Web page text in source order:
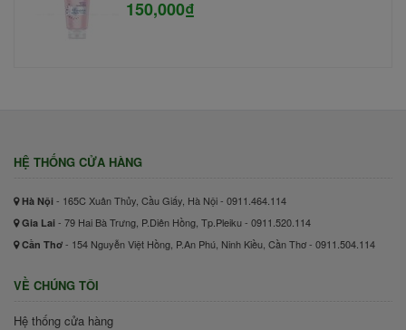
150,000₫
HỆ THỐNG CỬA HÀNG
Hà Nội - 165C Xuân Thủy, Cầu Giấy, Hà Nội - 0911.464.114
Gia Lai - 79 Hai Bà Trưng, P.Diên Hồng, Tp.Pleiku - 0911.520.114
Cần Thơ - 154 Nguyễn Việt Hồng, P.An Phú, Ninh Kiều, Cần Thơ - 0911.504.114
VỀ CHÚNG TÔI
Hệ thống cửa hàng